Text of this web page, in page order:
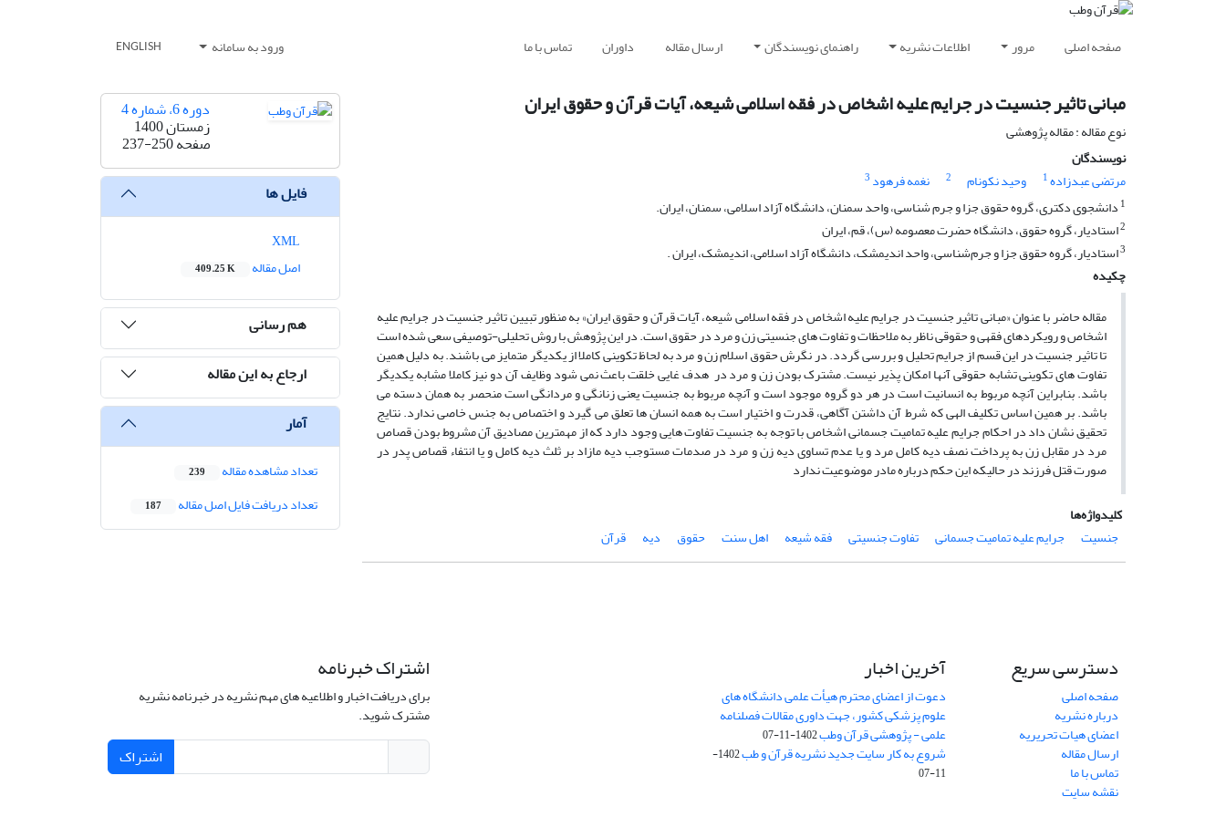
صفحه اصلی مرور اطلاعات نشریه راهنمای نویسندگان ارسال مقاله داوران تماس با ما ورود به سامانه ENGLISH
مبانی تاثیر جنسیت در جرایم علیه اشخاص در فقه اسلامی شیعه، آیات قرآن و حقوق ایران
نوع مقاله : مقاله پژوهشی
نویسندگان
مرتضی عبدزاده1 وحید نکونام 2 نغمه فرهود 3
1 دانشجوی دکتری، گروه حقوق جزا و جرم شناسی، واحد سمنان، دانشگاه آزاد اسلامی، سمنان، ایران.
2استادیار، گروه حقوق، دانشگاه حضرت معصومه (س)، قم، ایران
3استادیار، گروه حقوق جزا و جرم‌شناسی، واحد اندیمشک، دانشگاه آزاد اسلامی، اندیمشک، ایران .
چکیده
مقاله حاضر با عنوان «مبانی تاثیر جنسیت در جرایم علیه اشخاص در فقه اسلامی شیعه، آیات قرآن و حقوق ایران» به منظور تبیین تاثیر جنسیت در جرایم علیه
اشخاص و رویکردهای فقهی و حقوقی ناظر به ملاحظات و تفاوت های جنسیتی زن و مرد در حقوق است. در این پژوهش با روش تحلیلی-توصیفی سعی شده است
تا تاثیر جنسیت در این قسم از جرایم تحلیل و بررسی گردد. در نگرش حقوق اسلام زن و مرد به لحاظ تکوینی کاملا از یکدیگر متمایز می باشند. به دلیل همین
تفاوت های تکوینی تشابه حقوقی آنها امکان پذیر نیست. مشترک بودن زن و مرد در هدف غایی خلقت باعث نمی شود وظایف آن دو نیز کاملا مشابه یکدیگر
باشد. بنابراین آنچه مربوط به انسانیت است در هر دو گروه موجود است و آنچه مربوط به جنسیت یعنی زنانگی و مردانگی است منحصر به همان دسته می
باشد. بر همین اساس تکلیف الهی که شرط آن داشتن آگاهی، قدرت و اختیار است به همه انسان ها تعلق می گیرد و اختصاص به جنس خاصی ندارد. نتایج
تحقیق نشان داد در احکام جرایم علیه تمامیت جسمانی اشخاص با توجه به جنسیت تفاوت هایی وجود دارد که از مهمترین مصادیق آن مشروط بودن قصاص
مرد در مقابل زن به پرداخت نصف دیه کامل مرد و یا عدم تساوی دیه زن و مرد در صدمات مستوجب دیه مازاد بر ثلث دیه کامل و یا انتفاء قصاص پدر در
صورت قتل فرزند در حالیکه این حکم درباره مادر موضوعیت ندارد
کلیدواژه‌ها
جنسیت
جرایم علیه تمامیت جسمانی تفاوت جنسیتی فقه شیعه اهل سنت حقوق دیه قرآن
دوره 6، شماره 4
زمستان 1400
صفحه237-250
فایل ها
اصل مقاله
409.25 K
هم رسانی
ارجاع به این مقاله
آمار
تعداد مشاهده مقاله 239
تعداد دریافت فایل اصل مقاله 187
دسترسی سریع
صفحه اصلی
درباره نشریه
اعضای هیات تحریریه
ارسال مقاله
تماس با ما
نقشه سایت
آخرین اخبار
دعوت از اعضای محترم هیأت علمی دانشگاه های
علوم پزشکی کشور، جهت داوری مقالات فصلنامه
علمی - پژوهشی قرآن وطب1402-11-07
شروع به کار سایت جدید نشریه قرآن و طب
1402-
11-07
اشتراک خبرنامه
برای دریافت اخبار و اطلاعیه های مهم نشریه در خبرنامه نشریه
مشترک شوید.
اشتراک